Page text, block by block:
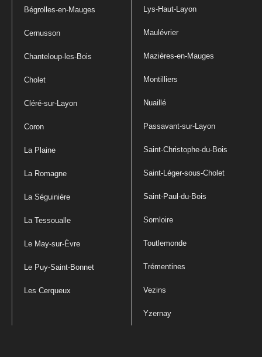
Bégrolles-en-Mauges
Cernusson
Chanteloup-les-Bois
Cholet
Cléré-sur-Layon
Coron
La Plaine
La Romagne
La Séguinière
La Tessoualle
Le May-sur-Èvre
Le Puy-Saint-Bonnet
Les Cerqueux
Lys-Haut-Layon
Maulévrier
Mazières-en-Mauges
Montilliers
Nuaillé
Passavant-sur-Layon
Saint-Christophe-du-Bois
Saint-Léger-sous-Cholet
Saint-Paul-du-Bois
Somloire
Toutlemonde
Trémentines
Vezins
Yzernay